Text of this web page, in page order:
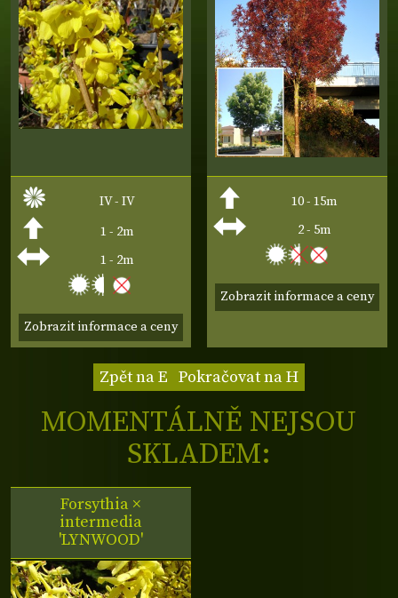
IV - IV
1 - 2m
1 - 2m
Zobrazit informace a ceny
10 - 15m
2 - 5m
Zobrazit informace a ceny
Zpět na E Pokračovat na H
MOMENTÁLNĚ NEJSOU
SKLADEM:
Forsythia ×
intermedia
'LYNWOOD'